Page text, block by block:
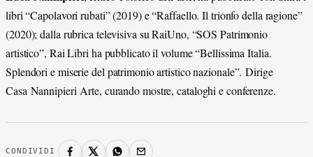
libri “Capolavori rubati” (2019) e “Raffaello. Il trionfo della ragione”
(2020); dalla rubrica televisiva su RaiUno, “SOS Patrimonio
artistico”, Rai Libri ha pubblicato il volume “Bellissima Italia.
Splendori e miserie del patrimonio artistico nazionale”. Dirige
Casa Nannipieri Arte, curando mostre, cataloghi e conferenze.
CONDIVIDI